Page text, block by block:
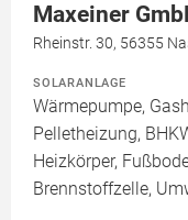
Maxeiner
Rheinstr. 30, 56355
SOLARANLAGE
Wärmepumpe,
Pelletheizung,
Heizkörper,
Brennstoffzelle,